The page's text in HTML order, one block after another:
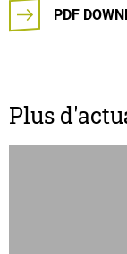
PDF
Plus